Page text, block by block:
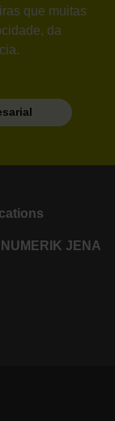
que muitas
da
NUMERIK JENA